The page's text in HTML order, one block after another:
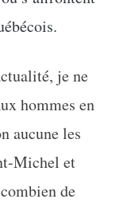
je ne
hommes en
aucune les
Michel et
de